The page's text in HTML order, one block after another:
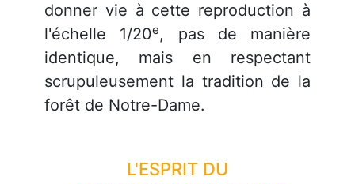
donner vie à cette reproduction à
l'échelle 1/20e, pas de manière
identique, mais en respectant
scrupuleusement la tradition de la
forêt de Notre-Dame.
L'ESPRIT DU